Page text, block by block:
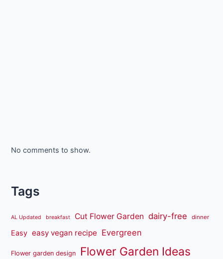
No comments to show.
Tags
AL Updated breakfast Cut Flower Garden dairy-free dinner
Easy easy vegan recipe Evergreen
Flower garden design Flower Garden Ideas